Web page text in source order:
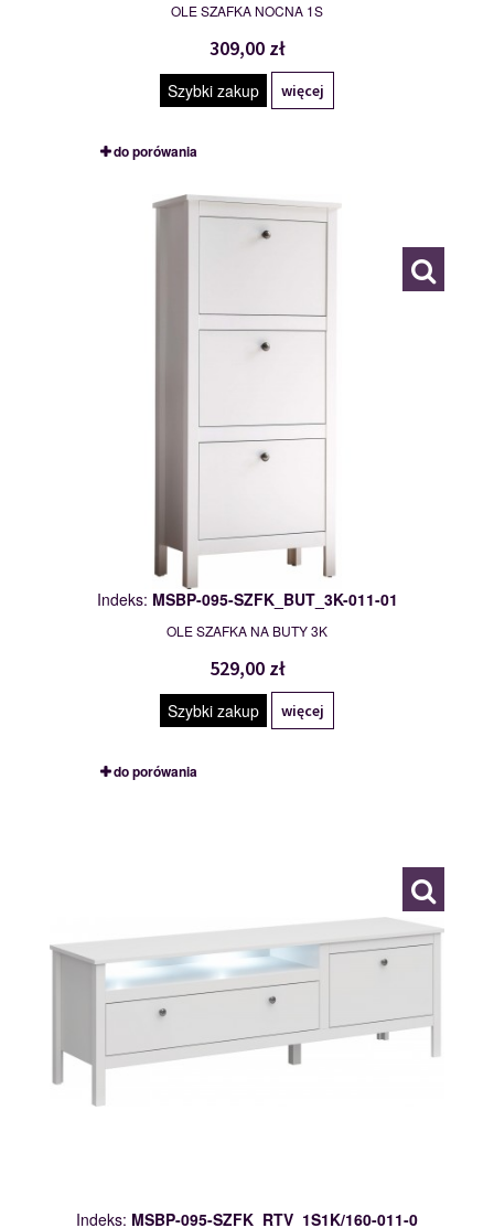
OLE SZAFKA NOCNA 1S
309,00 zł
Szybki zakup więcej
do porówania
MSBP-095-SZFK_BUT_3K-011-01
117552
Indeks: MSBP-095-SZFK_BUT_3K-011-01
OLE SZAFKA NA BUTY 3K
529,00 zł
Szybki zakup więcej
do porówania
Indeks: MSBP-095-SZFK_RTV_1S1K/160-011-0